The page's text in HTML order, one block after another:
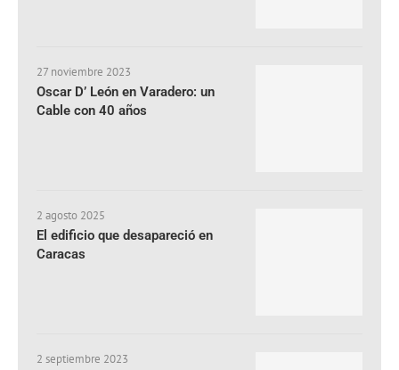
27 noviembre 2023
Oscar D’ León en Varadero: un
Cable con 40 años
2 agosto 2025
El edificio que desapareció en
Caracas
2 septiembre 2023